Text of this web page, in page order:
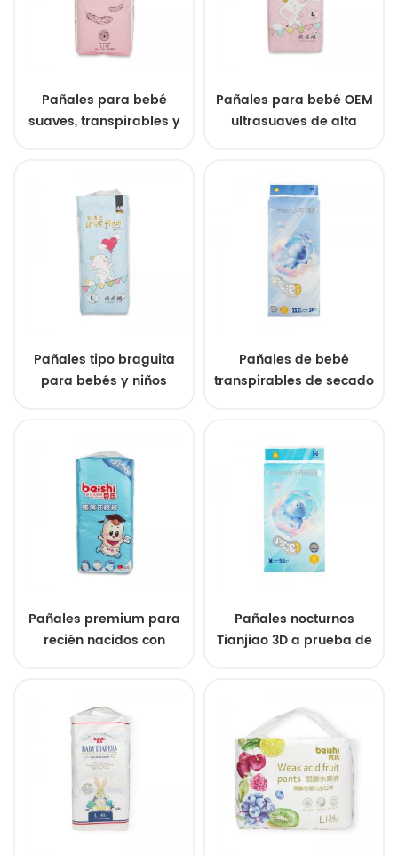
Pañales para bebé
suaves, transpirables y
personalizado
Pañales para bebé OEM
ultrasuaves de alta
Pañales tipo braguita
para bebés y niños
Pañales de bebé
transpirables de secado
antifugas.
Pañales premium para
recién nacidos con
proveedor mayorista.
Pañales nocturnos
Tianjiao 3D a prueba de
con la piel.